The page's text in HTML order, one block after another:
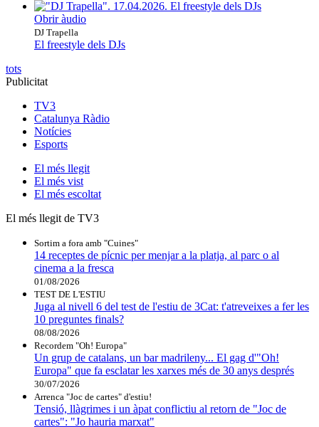
Obrir àudio
DJ Trapella
El freestyle dels DJs
tots
Publicitat
TV3
Catalunya Ràdio
Notícies
Esports
El més llegit
El més vist
El més escoltat
El més llegit de TV3
Sortim a fora amb "Cuines"
14 receptes de pícnic per menjar a la platja, al parc o al
cinema a la fresca
01/08/2026
TEST DE L'ESTIU
Juga al nivell 6 del test de l'estiu de 3Cat: t'atreveixes a fer les
10 preguntes finals?
08/08/2026
Recordem "Oh! Europa"
Un grup de catalans, un bar madrileny... El gag d'"Oh!
Europa" que fa esclatar les xarxes més de 30 anys després
30/07/2026
Arrenca "Joc de cartes" d'estiu!
Tensió, llàgrimes i un àpat conflictiu al retorn de "Joc de
cartes": "Jo hauria marxat"